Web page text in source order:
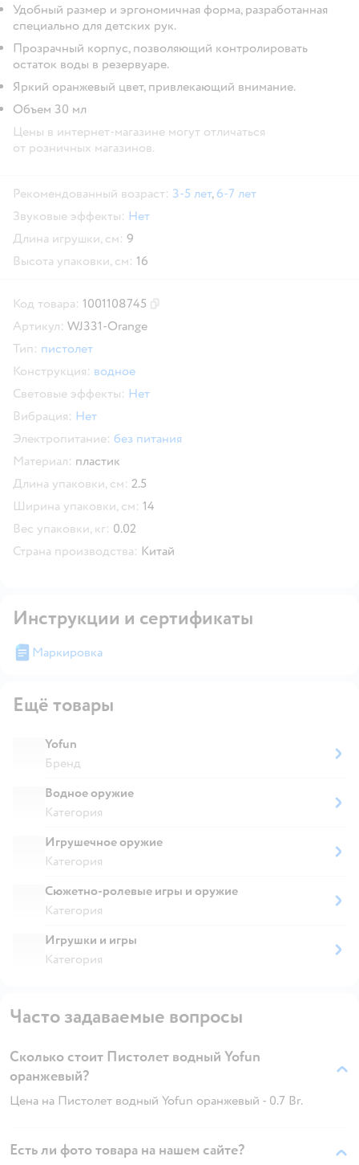
Удобный размер и эргономичная форма, разработанная
специально для детских рук.
Прозрачный корпус, позволяющий контролировать
остаток воды в резервуаре.
Яркий оранжевый цвет, привлекающий внимание.
Объем 30 мл
Цены в интернет-магазине могут отличаться
от розничных магазинов.
Рекомендованный возраст: 3-5 лет, 6-7 лет
Звуковые эффекты: Нет
Длина игрушки, см: 9
Высота упаковки, см: 16
Код товара: 1001108745
Артикул: WJ331-Orange
Тип: пистолет
Конструкция: водное
Световые эффекты: Нет
Вибрация: Нет
Электропитание: без питания
Материал: пластик
Длина упаковки, см: 2.5
Ширина упаковки, см: 14
Вес упаковки, кг: 0.02
Страна производства: Китай
Инструкции и сертификаты
Маркировка
Ещё товары
Yofun
Бренд
Водное оружие
Категория
Игрушечное оружие
Категория
Сюжетно-ролевые игры и оружие
Категория
Игрушки и игры
Категория
Часто задаваемые вопросы
Сколько стоит Пистолет водный Yofun
оранжевый?
Цена на Пистолет водный Yofun оранжевый - 0.7 Br.
Есть ли фото товара на нашем сайте?